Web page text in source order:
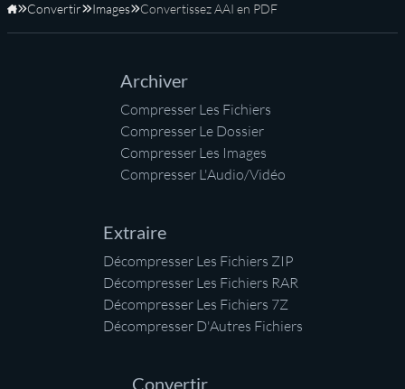
Accueil
Convertir Images Convertissez AAI en PDF
Archiver
Compresser Les Fichiers
Compresser Le Dossier
Compresser Les Images
Compresser L'Audio/Vidéo
Extraire
Décompresser Les Fichiers ZIP
Décompresser Les Fichiers RAR
Décompresser Les Fichiers 7Z
Décompresser D'Autres Fichiers
Convertir